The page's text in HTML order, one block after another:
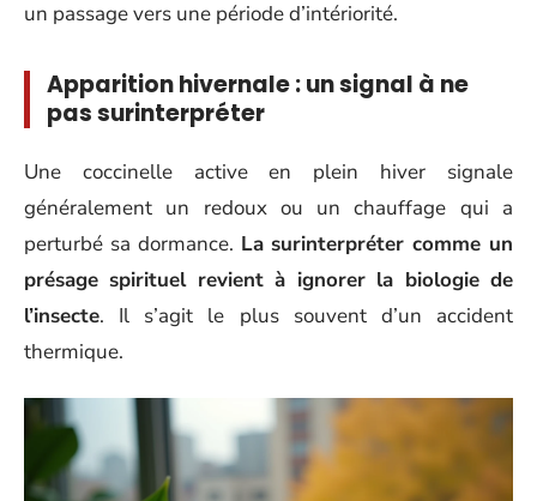
un passage vers une période d’intériorité.
Apparition hivernale : un signal à ne
pas surinterpréter
Une coccinelle active en plein hiver signale
généralement un redoux ou un chauffage qui a
perturbé sa dormance. La surinterpréter comme un
présage spirituel revient à ignorer la biologie de
l’insecte. Il s’agit le plus souvent d’un accident
thermique.